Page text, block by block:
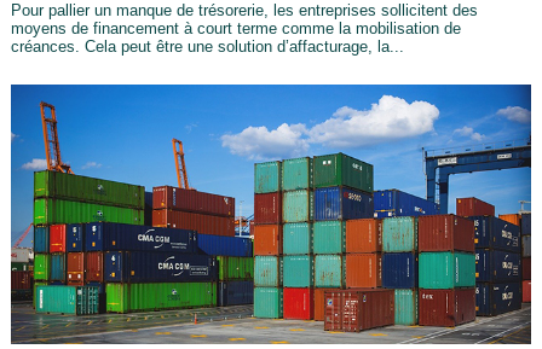
Pour pallier un manque de trésorerie, les entreprises sollicitent des
moyens de financement à court terme comme la mobilisation de
créances. Cela peut être une solution d’affacturage, la...